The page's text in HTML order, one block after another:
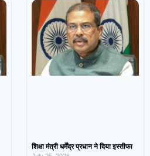
शिक्षा मंत्री धर्मेंद्र प्रधान ने दिया इस्तीफा